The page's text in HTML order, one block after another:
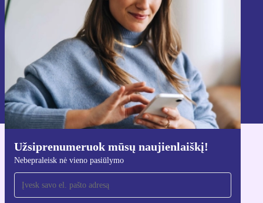
Užsiprenumeruok mūsų naujienlaiškį!
Nebepraleisk nė vieno pasiūlymo
Registruokitės
Informaciją apie asmens duomenų naudojimą rasi mūsų
Privatumo politikoje.
Atsisiųsti refurbed programėlę
Skirta iOS ir Android